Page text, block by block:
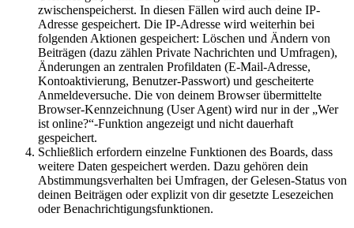
zwischenspeicherst. In diesen Fällen wird auch deine IP-
Adresse gespeichert. Die IP-Adresse wird weiterhin bei
folgenden Aktionen gespeichert: Löschen und Ändern von
Beiträgen (dazu zählen Private Nachrichten und Umfragen),
Änderungen an zentralen Profildaten (E-Mail-Adresse,
Kontoaktivierung, Benutzer-Passwort) und gescheiterte
Anmeldeversuche. Die von deinem Browser übermittelte
Browser-Kennzeichnung (User Agent) wird nur in der „Wer
ist online?“-Funktion angezeigt und nicht dauerhaft
gespeichert.
Schließlich erfordern einzelne Funktionen des Boards, dass
weitere Daten gespeichert werden. Dazu gehören dein
Abstimmungsverhalten bei Umfragen, der Gelesen-Status von
deinen Beiträgen oder explizit von dir gesetzte Lesezeichen
oder Benachrichtigungsfunktionen.